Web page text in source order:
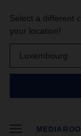
Select a different
your location!
Luxembourg